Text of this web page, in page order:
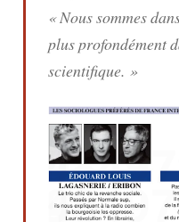
« Nous sommes
plus profondément
scientifique. »